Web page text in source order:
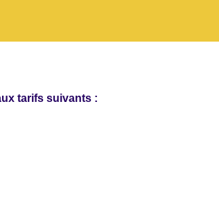
tarifs suivants :